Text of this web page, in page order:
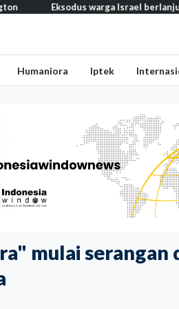
mulai
Eksodus warga Israel berlanjut, hampir
Humaniora Iptek